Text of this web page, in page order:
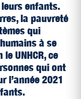
enfants.
la pauvreté
qui
à se
le UNHCR, ce
qui ont
l’année 2021